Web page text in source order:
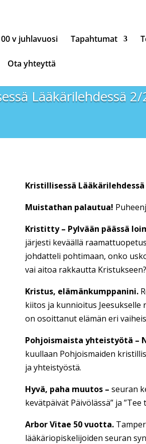
v juhlavuosi Tapahtumat
Ota yhteyttä
Lääkärilehdessä
Kristillisessä
Muistathan palautua!
Kristitty – Pylvään päässä
järjesti keväällä
johdatteli pohtimaan, onko
vai aitoa rakkautta Kristukseen?
Kristus, elämänkumppanini.
kiitos ja kunnioitus Jeesukselle
on osoittanut elämän eri
Pohjoismaista yhteistyötä –
kuullaan Pohjoismaiden
ja yhteistyöstä.
Hyvä, paha muutos – seuran
kevätpäivät Päivölässä” ja ”Tee
Arbor Vitae 50 vuotta.
lääkäriopiskelijoiden seuran